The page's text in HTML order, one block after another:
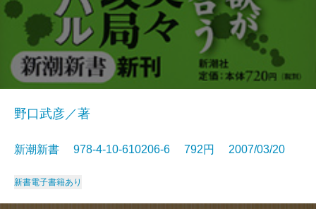
野口武彦／著
新潮新書 978-4-10-610206-6 792円 2007/03/20
新書電子書籍あり